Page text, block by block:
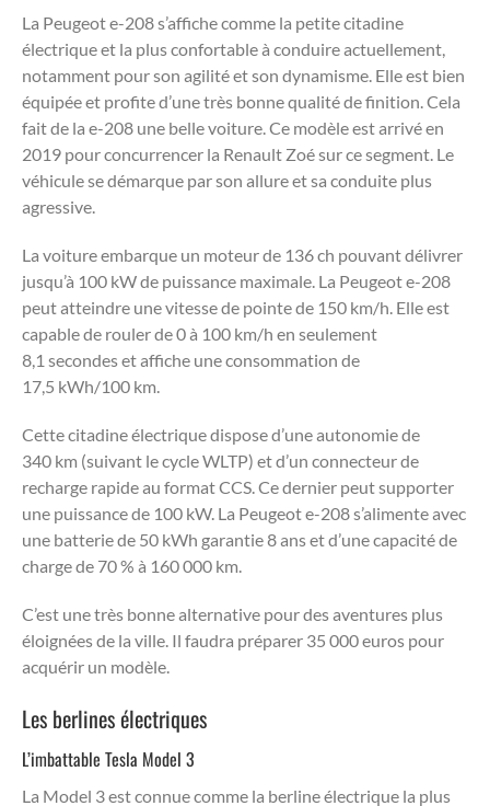
La Peugeot e-208 s’affiche comme la petite citadine
électrique et la plus confortable à conduire actuellement,
notamment pour son agilité et son dynamisme. Elle est bien
équipée et profite d’une très bonne qualité de finition. Cela
fait de la e-208 une belle voiture. Ce modèle est arrivé en
2019 pour concurrencer la Renault Zoé sur ce segment. Le
véhicule se démarque par son allure et sa conduite plus
agressive.
La voiture embarque un moteur de 136 ch pouvant délivrer
jusqu’à 100 kW de puissance maximale. La Peugeot e-208
peut atteindre une vitesse de pointe de 150 km/h. Elle est
capable de rouler de 0 à 100 km/h en seulement
8,1 secondes et affiche une consommation de
17,5 kWh/100 km.
Cette citadine électrique dispose d’une autonomie de
340 km (suivant le cycle WLTP) et d’un connecteur de
recharge rapide au format CCS. Ce dernier peut supporter
une puissance de 100 kW. La Peugeot e-208 s’alimente avec
une batterie de 50 kWh garantie 8 ans et d’une capacité de
charge de 70 % à 160 000 km.
C’est une très bonne alternative pour des aventures plus
éloignées de la ville. Il faudra préparer 35 000 euros pour
acquérir un modèle.
Les berlines électriques
L’imbattable Tesla Model 3
La Model 3 est connue comme la berline électrique la plus